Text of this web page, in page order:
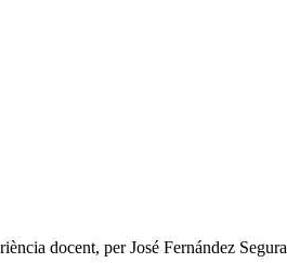
docent, per José Fernández Segura